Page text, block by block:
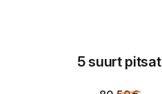
5 suurt pitsat